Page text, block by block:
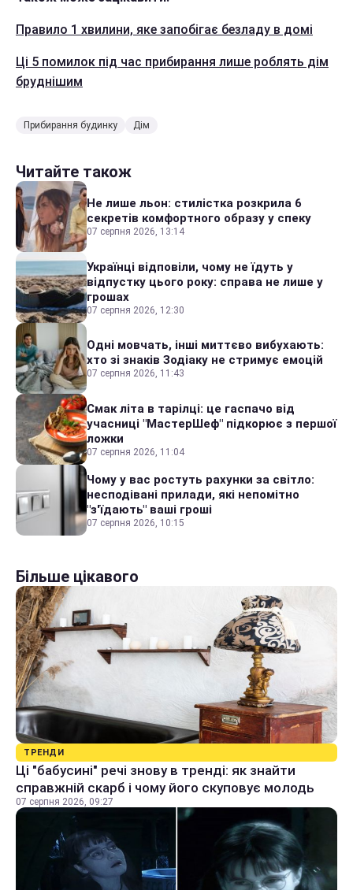
Правило 1 хвилини, яке запобігає безладу в домі
Ці 5 помилок під час прибирання лише роблять дім
бруднішим
Прибирання будинку Дім
Читайте також
Не лише льон: стилістка розкрила 6
секретів комфортного образу у спеку
07 серпня 2026, 13:14
Українці відповіли, чому не їдуть у
відпустку цього року: справа не лише у
грошах
07 серпня 2026, 12:30
Одні мовчать, інші миттєво вибухають:
хто зі знаків Зодіаку не стримує емоцій
07 серпня 2026, 11:43
Смак літа в тарілці: це гаспачо від
учасниці "МастерШеф" підкорює з першої
ложки
07 серпня 2026, 11:04
Чому у вас ростуть рахунки за світло:
несподівані прилади, які непомітно
"з'їдають" ваші гроші
07 серпня 2026, 10:15
Більше цікавого
ТРЕНДИ
Ці "бабусині" речі знову в тренді: як знайти
справжній скарб і чому його скуповує молодь
07 серпня 2026, 09:27